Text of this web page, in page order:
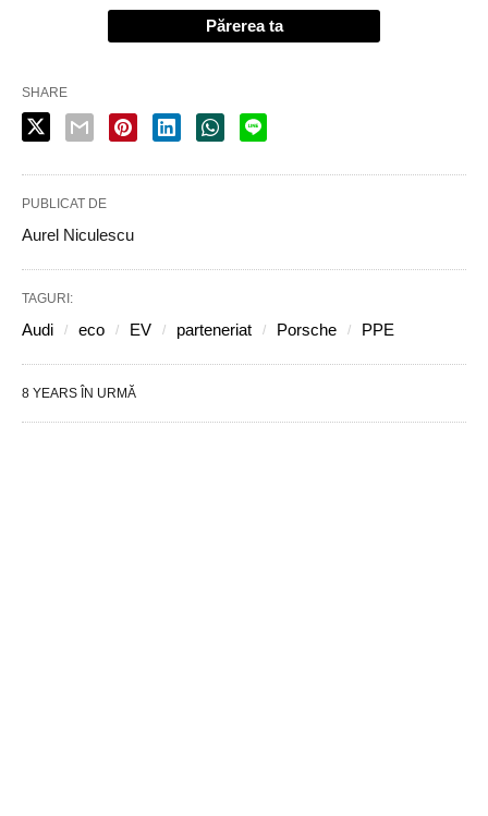
Părerea ta
SHARE
PUBLICAT DE
Aurel Niculescu
TAGURI:
Audi eco EV parteneriat Porsche PPE
8 YEARS ÎN URMĂ